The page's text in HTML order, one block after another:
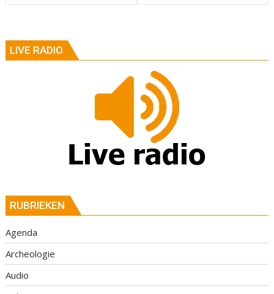
LIVE RADIO
RUBRIEKEN
Agenda
Archeologie
Audio